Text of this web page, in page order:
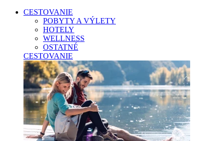
CESTOVANIE
POBYTY A VÝLETY
HOTELY
WELLNESS
OSTATNÉ
CESTOVANIE